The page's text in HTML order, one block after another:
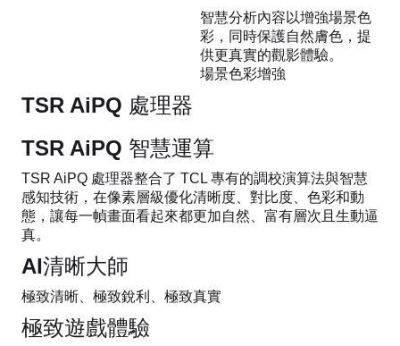
智慧分析內容以增強場景色
彩，同時保護自然膚色，提
供更真實的觀影體驗。
場景色彩增強
TSR AiPQ 處理器
TSR AiPQ 智慧運算
TSR AiPQ 處理器整合了 TCL 專有的調校演算法與智慧
感知技術，在像素層級優化清晰度、對比度、色彩和動
態，讓每一幀畫面看起來都更加自然、富有層次且生動逼
真。
AI清晰大師
極致清晰、極致銳利、極致真實
極致遊戲體驗